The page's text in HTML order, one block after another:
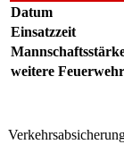
Datum
Einsatzzeit
weitere